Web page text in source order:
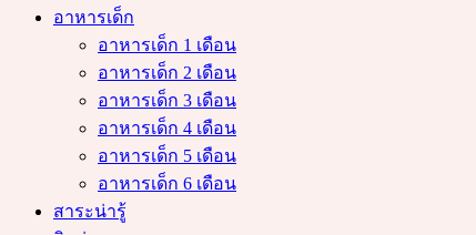
อาหารเด็ก
อาหารเด็ก 1 เดือน
อาหารเด็ก 2 เดือน
อาหารเด็ก 3 เดือน
อาหารเด็ก 4 เดือน
อาหารเด็ก 5 เดือน
อาหารเด็ก 6 เดือน
สาระน่ารู้